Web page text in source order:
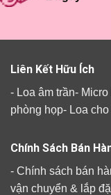
Liên Kết Hữu Ích
- Loa âm trần-
phòng họp- Loa
Chính Sách Bán
- Chính sách bán
vận chuyển & lắp